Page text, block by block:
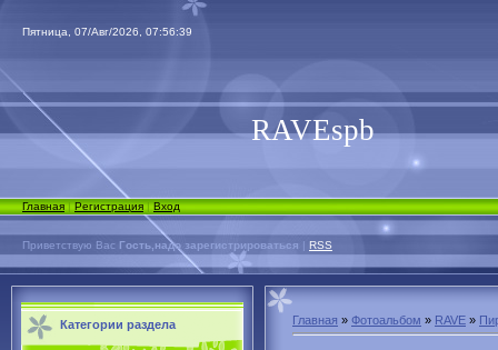
Пятница, 07/Авг/2026, 07:56:39
RAVEspb
Главная|Регистрация|Вход
Приветствую Вас Гость,надо зарегистрироваться | RSS
Категории раздела Главная » Фотоальбом » RAVE »